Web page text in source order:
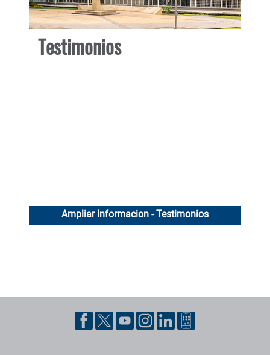
Testimonios
Ampliar Informacion - Testimonios
Pie de página con información de contacto, redes sociales y datos